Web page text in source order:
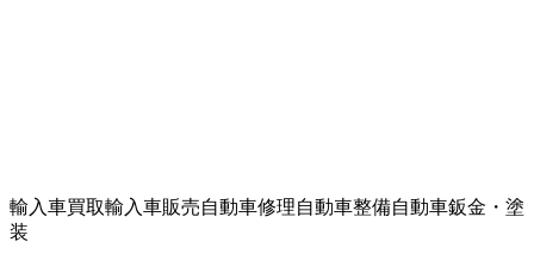
輸入車買取輸入車販売自動車修理自動車整備自動車鈑金・塗
装